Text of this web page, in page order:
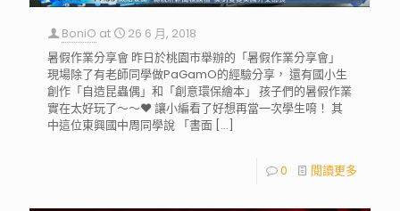
BoniO at
26 6 月, 2018
暑假作業分享會 昨日於桃園市舉辦的「暑假作業分享會」
現場除了有老師同學做PaGamO的經驗分享， 還有國小生
創作「自造昆蟲偶」和「創意環保繪本」 孩子們的暑假作業
實在太好玩了～～❤️ 讓小編看了好想再當一次學生唷！ 其
中這位東興國中周同學說 「書面 […]
0 閱讀更多